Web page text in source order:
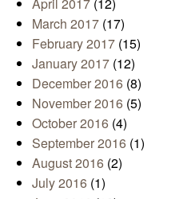
March 2017 (17)
February 2017 (15)
January 2017 (12)
December 2016 (8)
November 2016 (5)
October 2016 (4)
September 2016 (1)
August 2016 (2)
July 2016 (1)